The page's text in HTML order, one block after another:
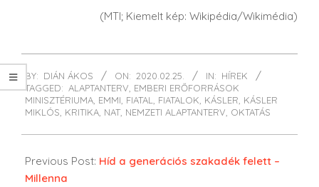
(MTI; Kiemelt kép: Wikipédia/Wikimédia)
2020-
02-
25
BY: DIÁN ÁKOS ON: 2020.02.25. IN: HÍREK
TAGGED: ALAPTANTERV, EMBERI ERŐFORRÁSOK
MINISZTÉRIUMA, EMMI, FIATAL, FIATALOK, KÁSLER, KÁSLER
MIKLÓS, KRITIKA, NAT, NEMZETI ALAPTANTERV, OKTATÁS
Previous Post: Híd a generációs szakadék felett –
Millenna